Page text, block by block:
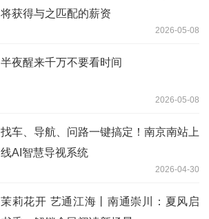
将获得与之匹配的薪资
2026-05-08
半夜醒来千万不要看时间
2026-05-08
找车、导航、问路一键搞定！南京南站上
线AI智慧导视系统
2026-04-30
茉莉花开 艺通江海丨南通崇川：夏风启